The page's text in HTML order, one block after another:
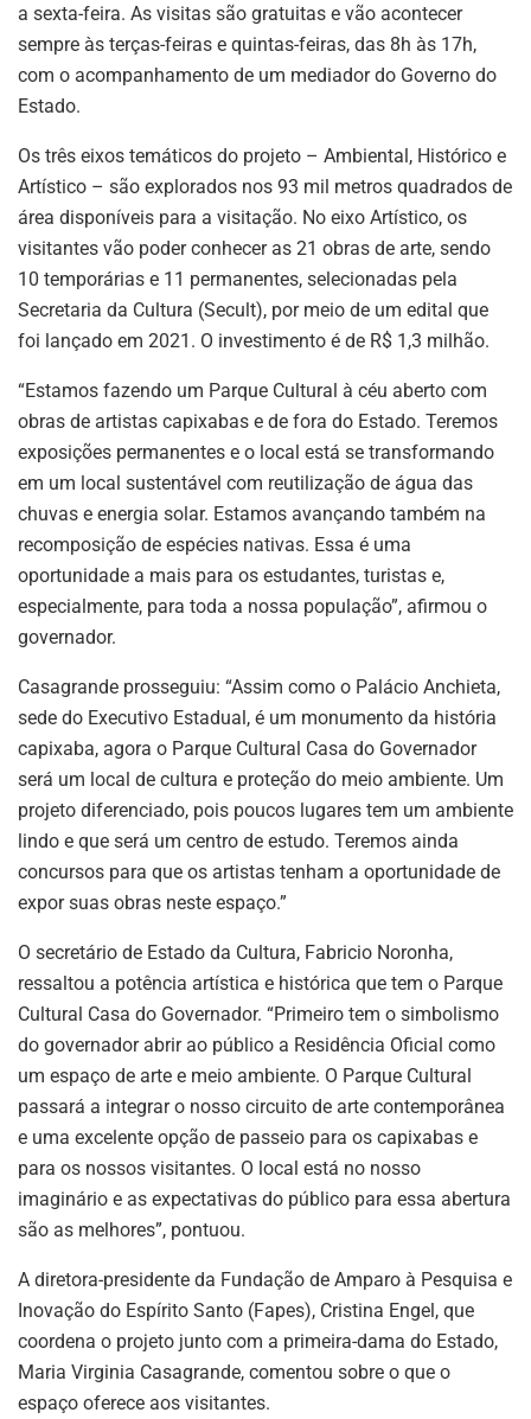
a sexta-feira. As visitas são gratuitas e vão acontecer
sempre às terças-feiras e quintas-feiras, das 8h às 17h,
com o acompanhamento de um mediador do Governo do
Estado.
Os três eixos temáticos do projeto – Ambiental, Histórico e
Artístico – são explorados nos 93 mil metros quadrados de
área disponíveis para a visitação. No eixo Artístico, os
visitantes vão poder conhecer as 21 obras de arte, sendo
10 temporárias e 11 permanentes, selecionadas pela
Secretaria da Cultura (Secult), por meio de um edital que
foi lançado em 2021. O investimento é de R$ 1,3 milhão.
“Estamos fazendo um Parque Cultural à céu aberto com
obras de artistas capixabas e de fora do Estado. Teremos
exposições permanentes e o local está se transformando
em um local sustentável com reutilização de água das
chuvas e energia solar. Estamos avançando também na
recomposição de espécies nativas. Essa é uma
oportunidade a mais para os estudantes, turistas e,
especialmente, para toda a nossa população”, afirmou o
governador.
Casagrande prosseguiu: “Assim como o Palácio Anchieta,
sede do Executivo Estadual, é um monumento da história
capixaba, agora o Parque Cultural Casa do Governador
será um local de cultura e proteção do meio ambiente. Um
projeto diferenciado, pois poucos lugares tem um ambiente
lindo e que será um centro de estudo. Teremos ainda
concursos para que os artistas tenham a oportunidade de
expor suas obras neste espaço.”
O secretário de Estado da Cultura, Fabricio Noronha,
ressaltou a potência artística e histórica que tem o Parque
Cultural Casa do Governador. “Primeiro tem o simbolismo
do governador abrir ao público a Residência Oficial como
um espaço de arte e meio ambiente. O Parque Cultural
passará a integrar o nosso circuito de arte contemporânea
e uma excelente opção de passeio para os capixabas e
para os nossos visitantes. O local está no nosso
imaginário e as expectativas do público para essa abertura
são as melhores”, pontuou.
A diretora-presidente da Fundação de Amparo à Pesquisa e
Inovação do Espírito Santo (Fapes), Cristina Engel, que
coordena o projeto junto com a primeira-dama do Estado,
Maria Virginia Casagrande, comentou sobre o que o
espaço oferece aos visitantes.